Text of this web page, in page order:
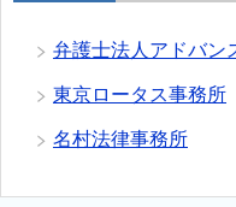
弁護士法人アドバン
東京ロータス事務所
名村法律事務所